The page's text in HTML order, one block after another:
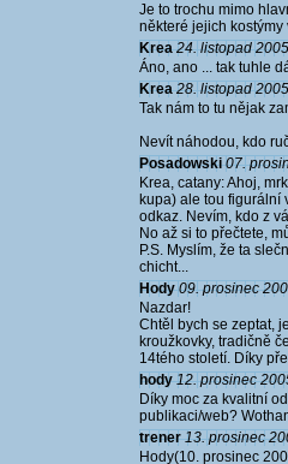
Je to trochu mimo
některé jejich kostýmy
Krea 24. listopad
Áno, ano ... tak tuhle
Krea 28. listopad
Tak nám to tu nějak
Nevít náhodou, kdo
Posadowski 07.
Krea, catany: Ahoj,
kupa) ale tou figurální
odkaz. Nevím, kdo z
No až si to přečtete,
P.S. Myslím, že ta
chicht...
Hody 09. prosinec
Nazdar!
Chtěl bych se zeptat,
kroužkovky, tradičně
14tého století. Díky
hody 12. prosinec
Díky moc za kvalitní
publikaci/web?
trener 13. prosinec
Hody(10. prosinec